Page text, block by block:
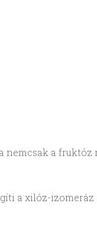
a
a xilóz-